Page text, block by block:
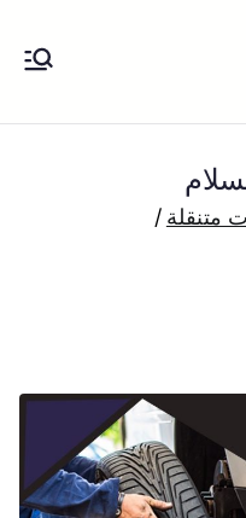
كهرباء وبنشر تبديل
متنقلة